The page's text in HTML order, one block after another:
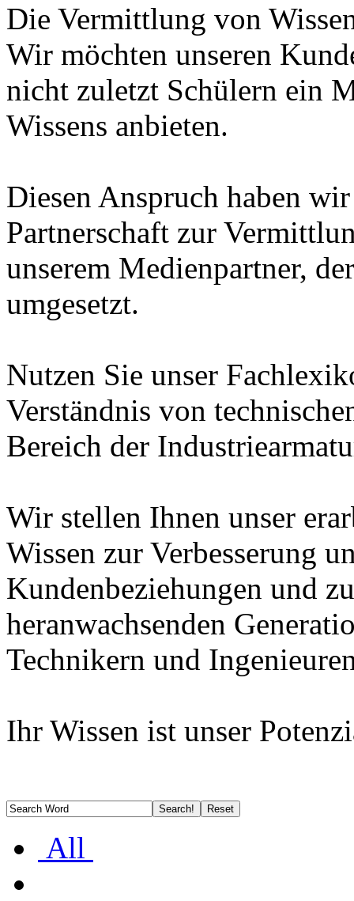
Die Vermittlung von
Wir möchten unseren
nicht zuletzt Schülern ein
Wissens anbieten.
Diesen Anspruch haben
Partnerschaft zur
unserem Medienpartner,
umgesetzt.
Nutzen Sie unser
Verständnis von
Bereich der
Wir stellen Ihnen unser
Wissen zur Verbesserung
Kundenbeziehungen und
heranwachsenden
Technikern und
Ihr Wissen ist unser
All